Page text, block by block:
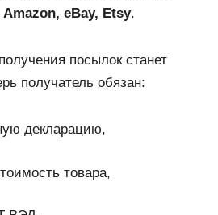
eBay, Etsy.
посылок станет
получатель обязан:
декларацию,
товара,